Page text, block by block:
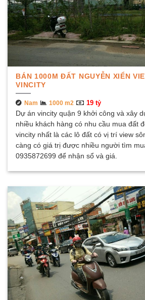
BÁN 1000M ĐẤT NGUYỄN XIỂN
VINCITY
Nam 1000 m2
19 tỷ
Dự án vincity quận 9 khởi công và xây
nhiều khách hàng có nhu cầu mua đất
vincity nhất là các lô đất có vị trí view
càng có giá trị được nhiều người tìm
0935872699 để nhận sổ và giá.